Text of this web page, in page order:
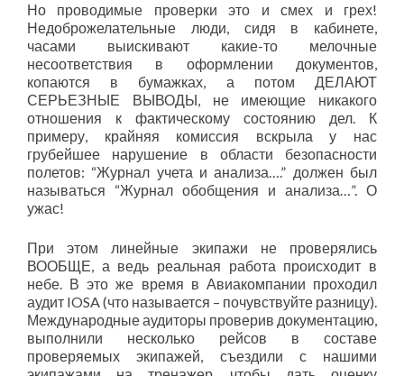
Но проводимые проверки это и смех и грех!
Недоброжелательные люди, сидя в кабинете,
часами выискивают какие-то мелочные
несоответствия в оформлении документов,
копаются в бумажках, а потом ДЕЛАЮТ
СЕРЬЕЗНЫЕ ВЫВОДЫ, не имеющие никакого
отношения к фактическому состоянию дел. К
примеру, крайняя комиссия вскрыла у нас
грубейшее нарушение в области безопасности
полетов: “Журнал учета и анализа….” должен был
называться “Журнал обобщения и анализа…”. О
ужас!
При этом линейные экипажи не проверялись
ВООБЩЕ, а ведь реальная работа происходит в
небе. В это же время в Авиакомпании проходил
аудит IOSA (что называется – почувствуйте разницу).
Международные аудиторы проверив документацию,
выполнили несколько рейсов в составе
проверяемых экипажей, съездили с нашими